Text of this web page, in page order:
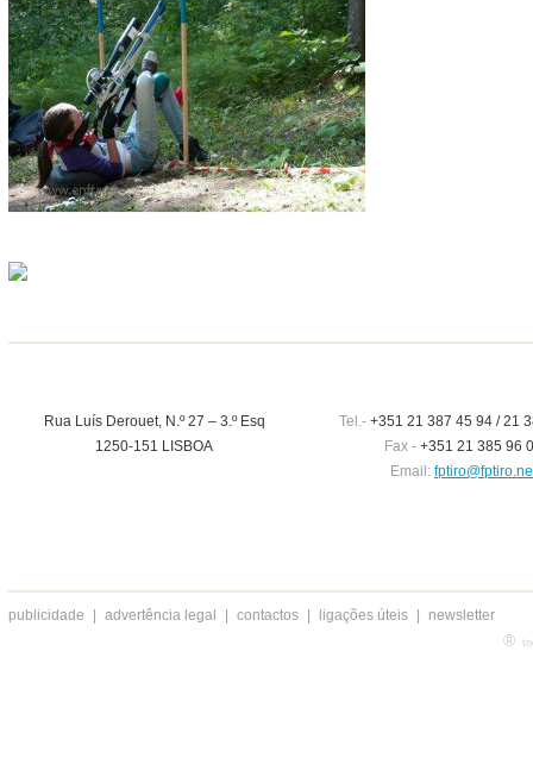
Rua Luís Derouet, N.º 27 – 3.º Esq
1250-151 LISBOA
Tel.-+351 21 387 45 94 / 21
Fax - +351 21 385 96
Email:
publicidade advertência legal contactos ligações úteis newsletter
®